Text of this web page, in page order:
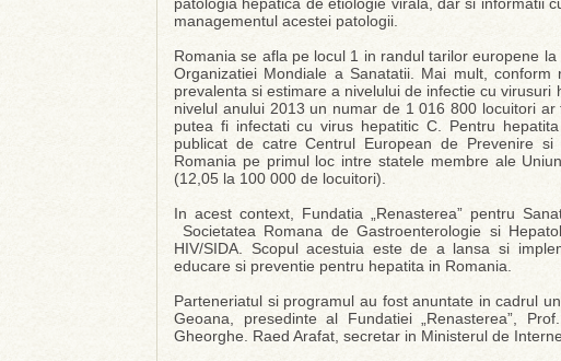
managementul acestei patologii.
Romania se afla pe locul 1 in randul tarilor europene
Organizatiei Mondiale a Sanatatii. Mai mult,
prevalenta si estimare a nivelului de infectie cu
nivelul anului 2013 un numar de 1 016 800 locuitori
putea fi infectati cu virus hepatitic C. Pentru
publicat de catre Centrul European de Prevenire
Romania pe primul loc intre statele membre ale
(12,05 la 100 000 de locuitori).
In acest context, Fundatia „Renasterea” pentru
Societatea Romana de Gastroenterologie si
HIV/SIDA. Scopul acestuia este de a lansa si
educare si preventie pentru hepatita in Romania.
Parteneriatul si programul au fost anuntate in cadrul
Geoana, presedinte al Fundatiei „Renasterea”,
Gheorghe. Raed Arafat, secretar in Ministerul de